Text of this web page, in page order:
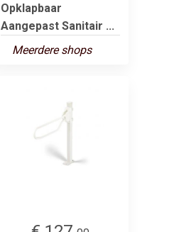
Opklapbaar
Aangepast Sanitair ...
Meerdere shops